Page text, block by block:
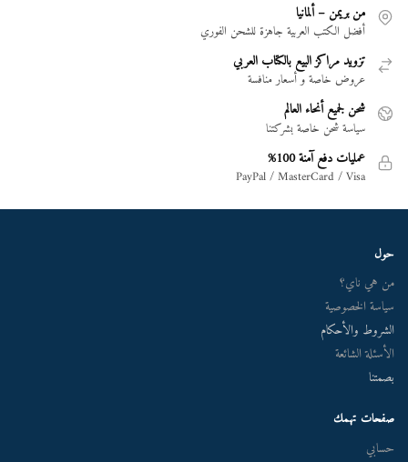
من بريمن – ألمانيا
أفضل الكتب العربية جاهزة للشحن الفوري
تزويد مراكز البيع بالكتاب العربي
عروض خاصة و أسعار منافسة
شحن لجميع أنحاء العالم
سياسة شحن خاصة بشركتنا
عمليات دفع آمنة 100%
PayPal / MasterCard / Visa
حول
من هي ناي؟
سياسة الخصوصية
الشروط والأحكام
الأسئلة الشائعة
بصمتنا
صفحات تهمك
حسابي